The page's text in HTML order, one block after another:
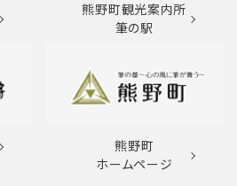
熊野町観光案内所
筆の駅
熊野町
ホームページ